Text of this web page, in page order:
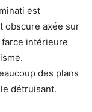
est
obscure axée sur
farce intérieure
des plans
détruisant.